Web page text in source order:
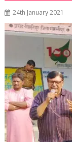
24th January 2021